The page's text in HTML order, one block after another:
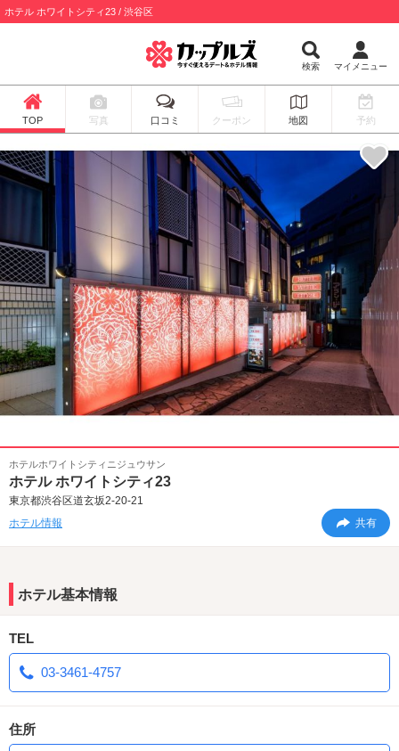
ホテル ホワイトシティ23 / 渋谷区
検索 マイメニュー
TOP 写真 口コミ クーポン 地図 予約
ホテルホワイトシティニジュウサン
ホテル ホワイトシティ23
東京都渋谷区道玄坂2-20-21
ホテル情報
共有
ホテル基本情報
TEL
03-3461-4757
住所